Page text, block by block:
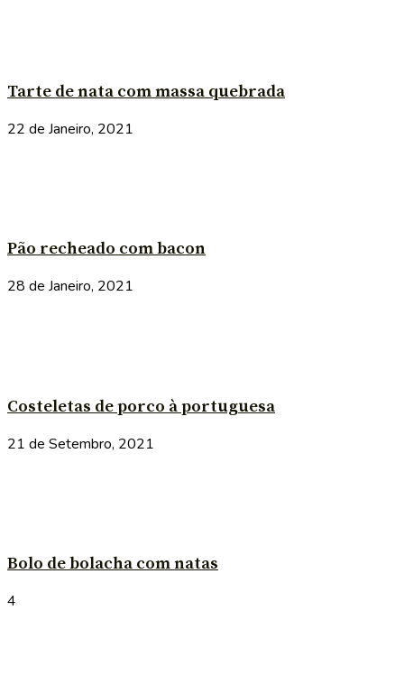
Tarte de nata com massa quebrada
22 de Janeiro, 2021
Pão recheado com bacon
28 de Janeiro, 2021
Costeletas de porco à portuguesa
21 de Setembro, 2021
Bolo de bolacha com natas
4